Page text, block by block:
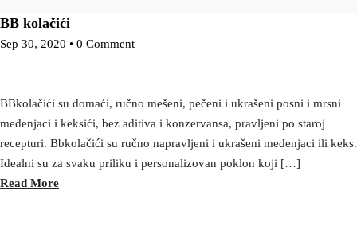
BB kolačići
Sep 30, 2020 • 0 Comment
BBkolačići su domaći, ručno mešeni, pečeni i ukrašeni posni i mrsni
medenjaci i keksići, bez aditiva i konzervansa, pravljeni po staroj
recepturi. Bbkolačići su ručno napravljeni i ukrašeni medenjaci ili keks.
Idealni su za svaku priliku i personalizovan poklon koji […]
Read More